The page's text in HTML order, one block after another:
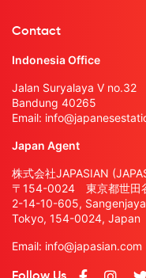
Contact
Indonesia Office
Jalan Suryalaya V no.32
Bandung 40265
Email:
Japan Agent
株式会社JAPASIAN
〒154-0024 東京都世田
2-14-10-605,
Tokyo, 154-0024, Japan
Email: info@japasian.com